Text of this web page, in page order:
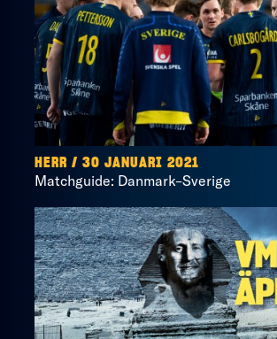
HERR / 30 JANUARI 2021
Matchguide: Danmark–Sverige